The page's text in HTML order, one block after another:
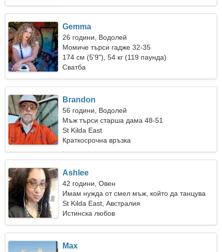
Gemma
26 години, Водолей
Момиче търси гадже 32-35
174 см (5'9"), 54 кг (119 паунда)
Сватба
Brandon
56 години, Водолей
Мъж търси старша дама 48-51
St Kilda East
Краткосрочна връзка
Ashlee
42 години, Овен
Имам нужда от смел мъж, който да танцува
St Kilda East, Австралия
Истинска любов
Max